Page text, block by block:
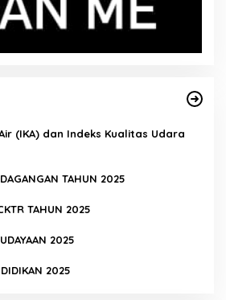
(IKA) dan Indeks Kualitas Udara
TAHUN 2025
TAHUN 2025
2025
2025